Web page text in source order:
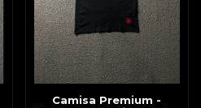
Camisa Premium -